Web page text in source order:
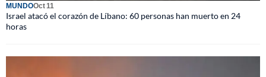
MUNDOOct 11
Israel atacó el corazón de Líbano: 60 personas han muerto en 24
horas